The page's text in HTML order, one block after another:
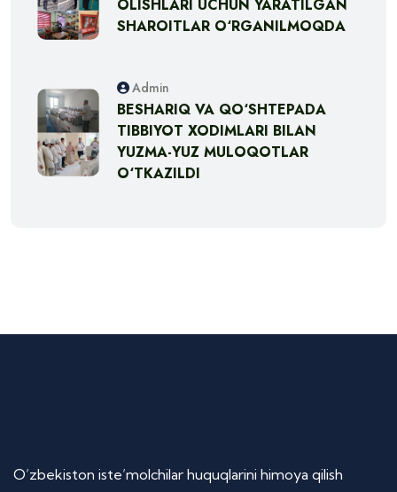
OLISHLARI UCHUN YARATILGAN
SHAROITLAR O‘RGANILMOQDA
Admin
BESHARIQ VA QO‘SHTEPADA
TIBBIYOT XODIMLARI BILAN
YUZMA-YUZ MULOQOTLAR
O‘TKAZILDI
O’zbekiston iste’molchilar huquqlarini himoya qilish